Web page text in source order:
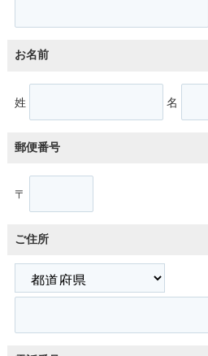
お名前
姓 名
郵便番号
〒
ご住所